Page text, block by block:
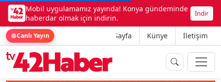
Mobil uygulamamız yayında! Konya gündeminde
haberdar olmak için indirin.
İndir
Canlı Yayın Ana Sayfa Künye İletişim